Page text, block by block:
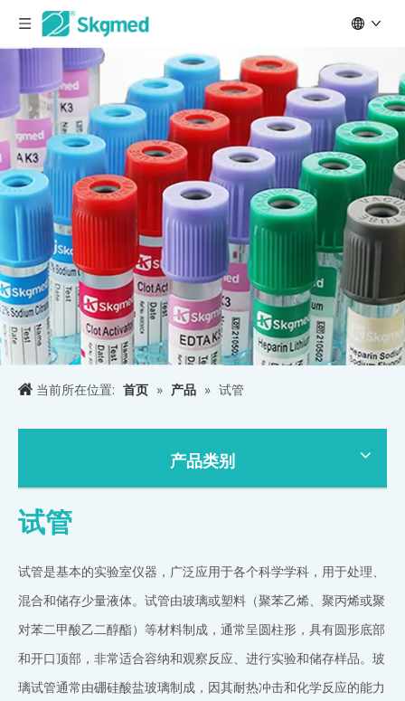
当前所在位置: 首页 » 产品 » 试管
产品类别
试管
试管是基本的实验室仪器，广泛应用于各个科学学科，用于处理、
混合和储存少量液体。试管由玻璃或塑料（聚苯乙烯、聚丙烯或聚
对苯二甲酸乙二醇酯）等材料制成，通常呈圆柱形，具有圆形底部
和开口顶部，非常适合容纳和观察反应、进行实验和储存样品。玻
璃试管通常由硼硅酸盐玻璃制成，因其耐热冲击和化学反应的能力